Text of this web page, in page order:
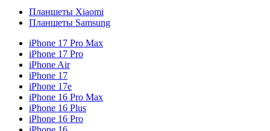
Планшеты Xiaomi
Планшеты Samsung
iPhone 17 Pro Max
iPhone 17 Pro
iPhone Air
iPhone 17
iPhone 17e
iPhone 16 Pro Max
iPhone 16 Plus
iPhone 16 Pro